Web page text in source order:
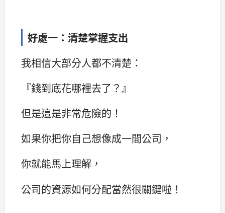
好處一：清楚掌握支出
我相信大部分人都不清楚：
『錢到底花哪裡去了？』
但是這是非常危險的！
如果你把你自己想像成一間公司，
你就能馬上理解，
公司的資源如何分配當然很關鍵啦！